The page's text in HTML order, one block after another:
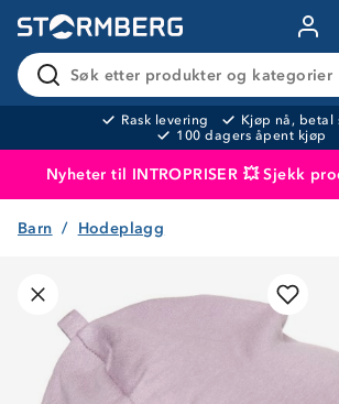
Søk etter produkter og kategorier
Rask levering
Kjøp nå, betal
100 dagers åpent kjøp
Nyheter til INTROPRISER 💥 Sjekk
Produktet er lagt i handlekurven
Barn Hodeplagg